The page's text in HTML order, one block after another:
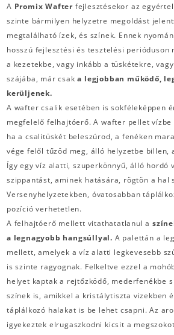
A Promix Wafter fejlesztésekor az
szinte bármilyen helyzetre megoldást
megtalálható ízek, és színek. Ennek
hosszú fejlesztési és tesztelési perióduson
a kezetekbe, vagy inkább a tüskétekre,
szájába, már csaka legjobban működő,
kerüljenek.
A wafter csalik esetében is sokféleképpen
megfelelő felhajtóerő. A wafter pellet vízbe
ha a csalitüskét beleszúrod, a fenéken
vége felől tűzöd meg, álló helyzetbe billen,
Így egy víz alatti, szuperkönnyű, álló hordó
szippantást, aminek hatására, rögtön a hal
Versenyhelyzetekben, óvatosabban
pozíció verhetetlen.
A felhajtóerő mellett vitathatatlanul a
a legnagyobb hangsúllyal. A palettán a
mellett, amelyek a víz alatti legkevesebb
is szinte ragyognak. Felkeltve ezzel a
helyet kaptak a rejtőzködő, mederfenékbe
színek is, amikkel a kristálytiszta vizekben
táplálkozó halakat is be lehet csapni. Az
igyekeztek elrugaszkodni kicsit a